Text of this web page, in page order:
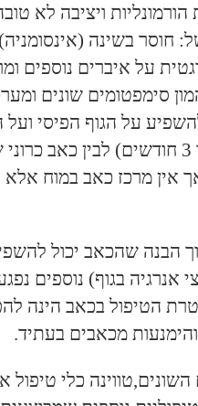
ויציבה לא
בשינה
על איברים נוספים
שכאב כולל בתוכו המון
על הגוף הפיסי
מערבית ישנה הבדלה בין כאב אקוטי שהוא קצר מועד
מרכז כאב במוח אלא
הבנה שהכאב יכול
אנרגיה בגוף) נוספים
הטיפול בכאב
מכאבים בעתיד.
כלי